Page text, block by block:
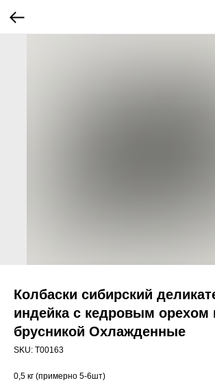
Колбаски сибирский
индейка с кедровым орехом
брусникой Охлажденные
SKU: T00163
0,5 кг (примерно 5-6шт)